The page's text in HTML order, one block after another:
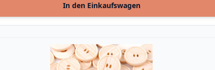
In den Einkaufswagen